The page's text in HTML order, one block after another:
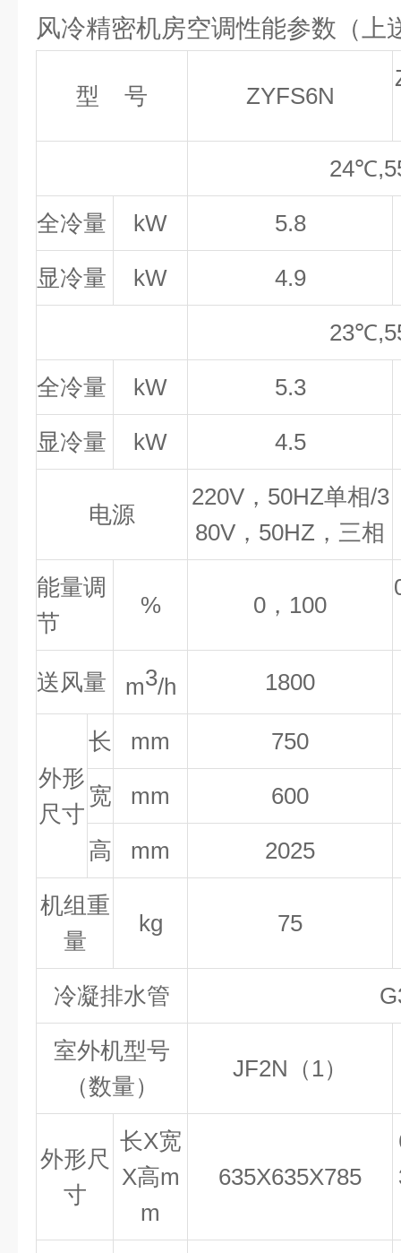
风冷精密机房空调性能参数（上
型 号 ZYFS6N
全冷量 kW 5.8
显冷量 kW 4.9
23℃,
全冷量 kW 5.3
显冷量 kW 4.5
电源
220V，50HZ单相/3
80V，50HZ，三相
能量调
节
% 0，100
送风量 m3/h 1800
外形
尺寸
长 mm 750
宽 mm 600
高 mm 2025
机组重
量
kg 75
冷凝排水管
室外机型号
（数量）
JF2N（1）
外形尺
寸
长X宽
X高m
m
635X635X785